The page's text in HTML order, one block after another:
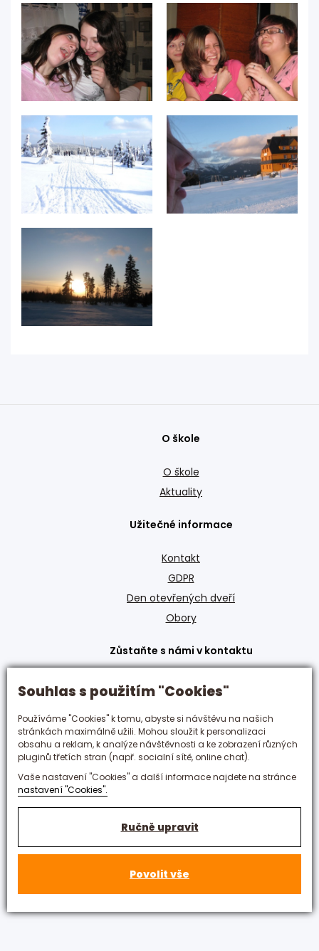
Souhlas s použitím "Cookies"
Používáme "Cookies" k tomu, abyste si návštěvu na našich
stránkách maximálně užili. Mohou sloužit k personalizaci
obsahu a reklam, k analýze návštěvnosti a ke zobrazení různých
pluginů třetích stran (např. socialní sítě, online chat).
Vaše nastavení "Cookies" a další informace najdete na stránce
nastavení "Cookies".
Ručně upravit
Povolit vše
O škole
O škole
Aktuality
Užitečné informace
Kontakt
GDPR
Den otevřených dveří
Obory
Zůstaňte s námi v kontaktu
+420 495 592 288
Československé armády 274/55,
500 03 Hradec Králové